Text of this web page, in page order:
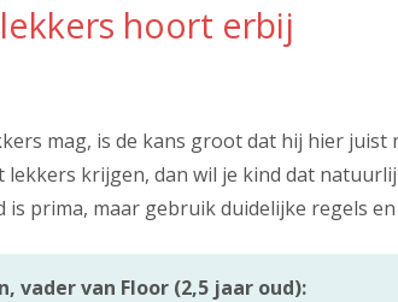
hoort erbij
mag, is de kans groot dat hij hier juist
lekkers krijgen, dan wil je kind dat
is prima, maar gebruik duidelijke regels
vader van Floor (2,5 jaar oud):